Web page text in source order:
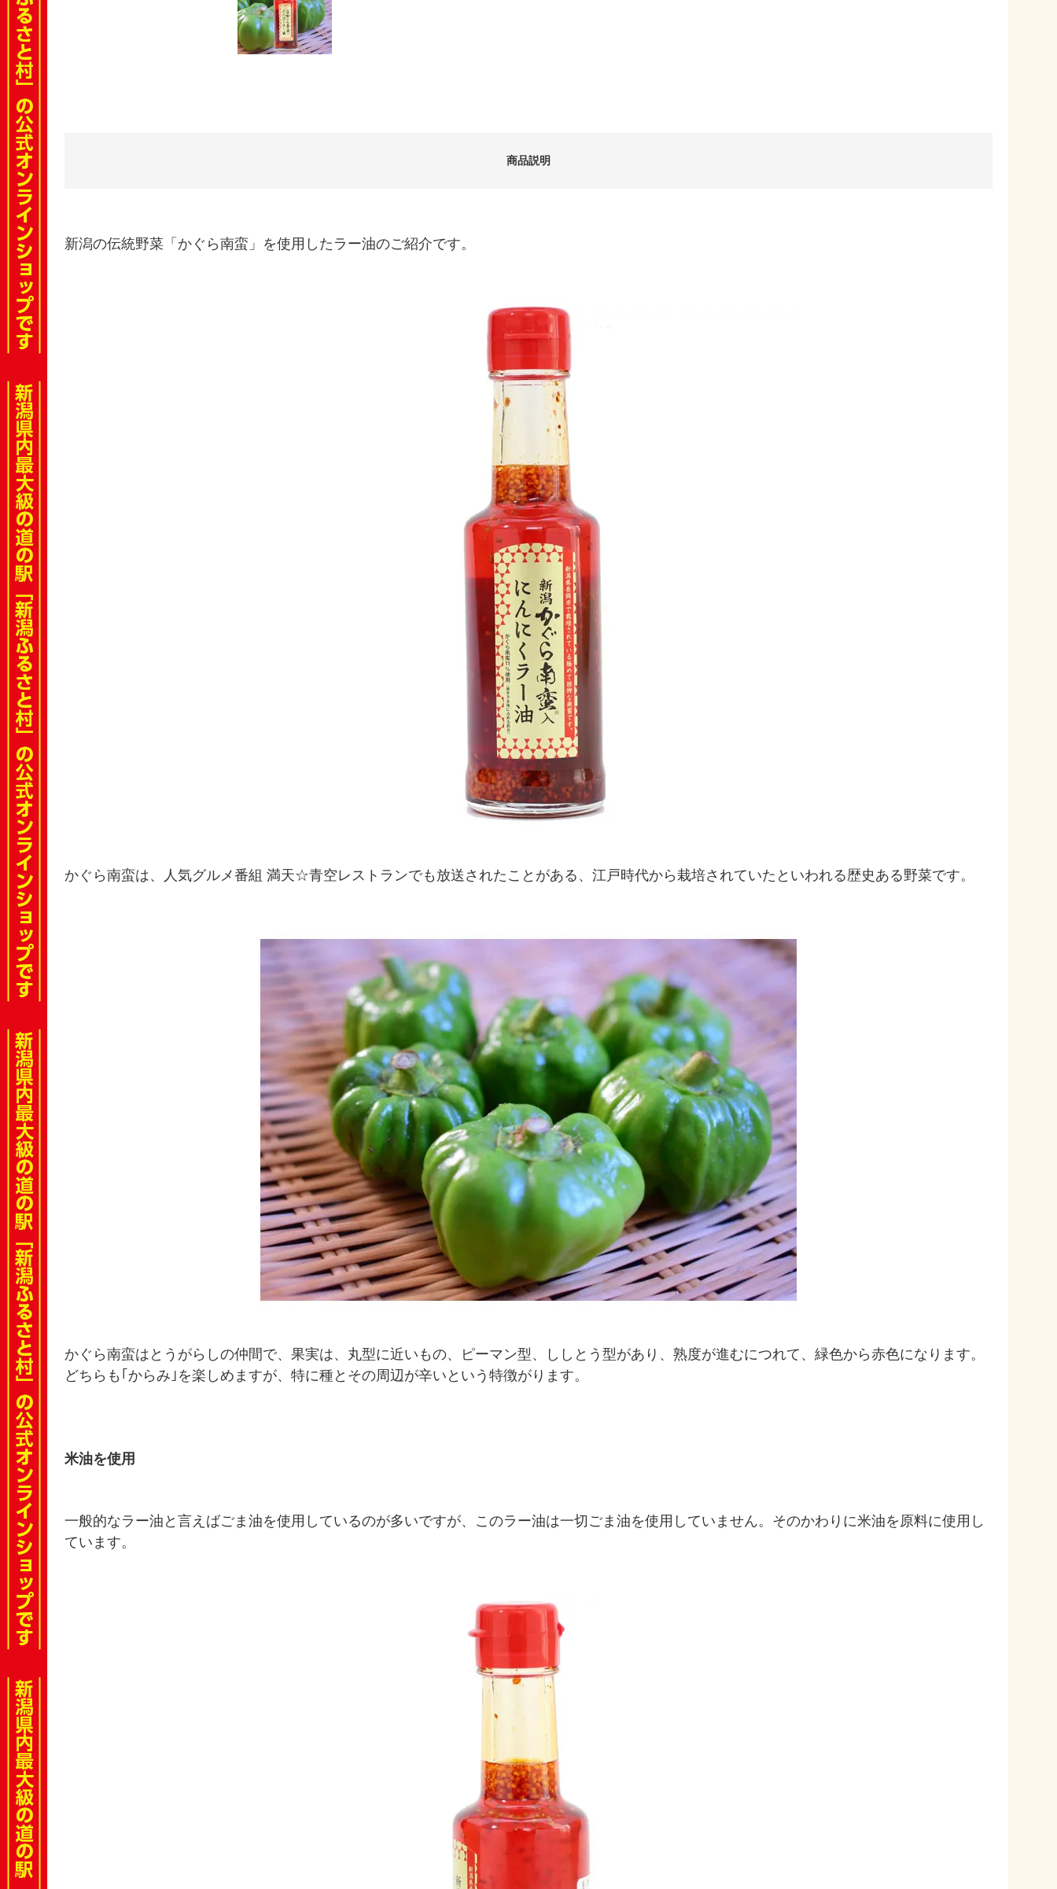
商品説明
新潟の伝統野菜「かぐら南蛮」を使用したラー油のご紹介です。
かぐら南蛮は、人気グルメ番組 満天☆青空レストランでも放送されたことがある、江戸時代から栽培されていたといわれる歴史ある野菜です。
かぐら南蛮はとうがらしの仲間で、果実は、丸型に近いもの、ピーマン型、ししとう型があり、熟度が進むにつれて、緑色から赤色になります。
どちらも｢からみ｣を楽しめますが、特に種とその周辺が辛いという特徴がります。
米油を使用
一般的なラー油と言えばごま油を使用しているのが多いですが、このラー油は一切ごま油を使用していません。そのかわりに米油を原料に使用し
ています。